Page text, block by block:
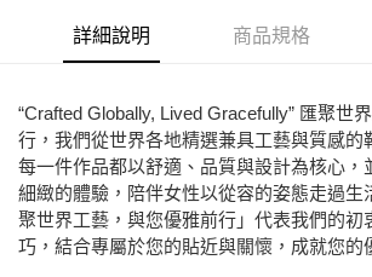
ATM付款
運送方式
宅配
免運費
詳細說明 商品規格
“Crafted Globally, Lived Gracefully” 匯聚世
行，我們從世界各地精選兼具工藝與質感的
每一件作品都以舒適、品質與設計為核心，
細緻的體驗，陪伴女性以從容的姿態走過生
聚世界工藝，與您優雅前行」代表我們的
巧，結合專屬於您的貼近與關懷，成就您的